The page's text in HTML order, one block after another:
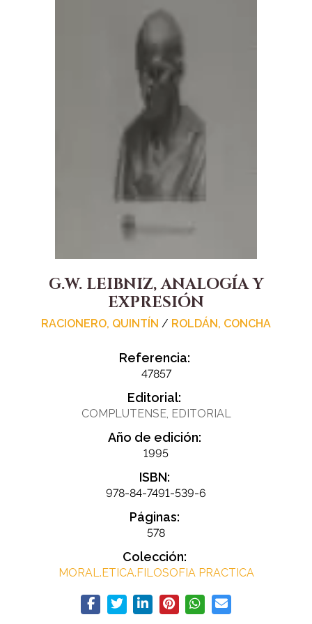
G.W. LEIBNIZ, ANALOGÍA Y
EXPRESIÓN
RACIONERO, QUINTÍN / ROLDÁN, CONCHA
Referencia:
47857
Editorial:
COMPLUTENSE, EDITORIAL
Año de edición:
1995
ISBN:
978-84-7491-539-6
Páginas:
578
Colección:
MORAL.ETICA.FILOSOFIA PRACTICA